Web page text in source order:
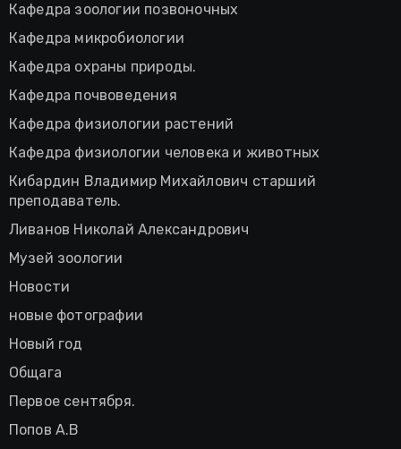
Кафедра зоологии позвоночных
Кафедра микробиологии
Кафедра охраны природы.
Кафедра почвоведения
Кафедра физиологии растений
Кафедра физиологии человека и животных
Кибардин Владимир Михайлович старший
преподаватель.
Ливанов Николай Александрович
Музей зоологии
Новости
новые фотографии
Новый год
Общага
Первое сентября.
Попов А.В